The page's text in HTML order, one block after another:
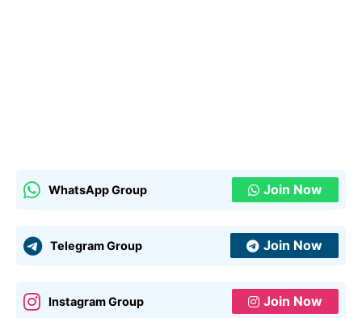
WhatsApp Group Join Now
Telegram Group Join Now
Instagram Group Join Now